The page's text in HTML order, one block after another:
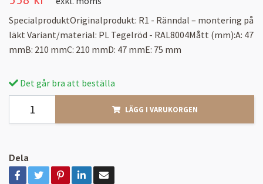
SpecialproduktOriginalprodukt: R1 - Ränndal – montering på
läkt Variant/material: PL Tegelröd - RAL8004Mått (mm):A: 47
mmB: 210 mmC: 210 mmD: 47 mmE: 75 mm
Det går bra att beställa
LÄGG I VARUKORGEN
Dela